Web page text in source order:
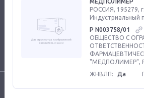
РОССИЯ, 195279,
Индустриальный
Р N003758/01
ОБЩЕСТВО С
"МЕДПОЛИМЕР",
ЖНВЛП:
Да